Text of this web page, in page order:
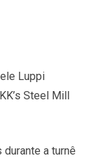
Luppi
Steel Mill
a turnê